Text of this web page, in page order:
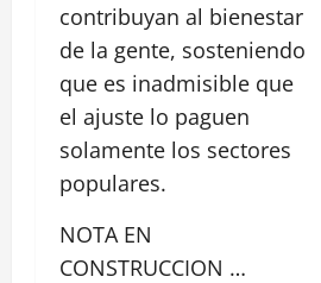
contribuyan al bienestar
de la gente, sosteniendo
que es inadmisible que
el ajuste lo paguen
solamente los sectores
populares.
NOTA EN
CONSTRUCCION …